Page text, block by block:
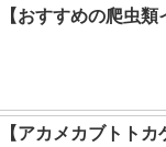
【おすすめの爬虫
【アカメカブトト